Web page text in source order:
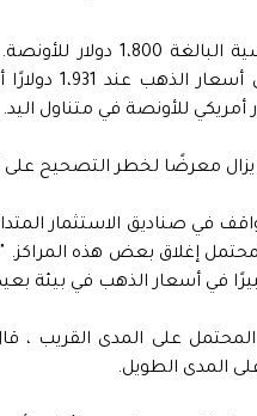
“ الآن تم تجاوز
الوصول إلى
معرضًا لخطر التصحيح على
في صناديق الاستثمار
إغلاق بعض هذه المراكز.
في أسعار الذهب في بيئة
المدى الطويل.